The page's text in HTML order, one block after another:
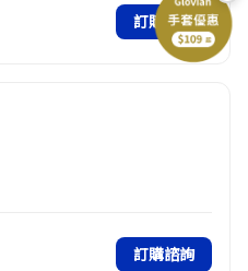
訂購諮詢
訂購諮詢